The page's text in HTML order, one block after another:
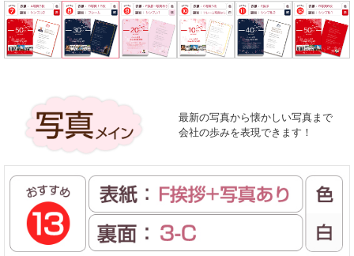
最新の写真から懐かしい写真まで
会社の歩みを表現できます！